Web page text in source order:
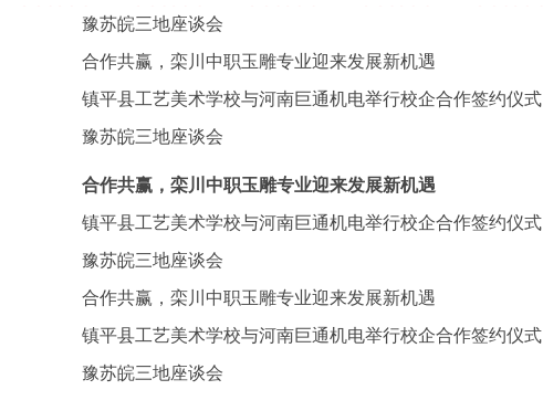
豫苏皖三地座谈会
合作共赢，栾川中职玉雕专业迎来发展新机遇
镇平县工艺美术学校与河南巨通机电举行校企合作签约仪式
豫苏皖三地座谈会
合作共赢，栾川中职玉雕专业迎来发展新机遇
镇平县工艺美术学校与河南巨通机电举行校企合作签约仪式
豫苏皖三地座谈会
合作共赢，栾川中职玉雕专业迎来发展新机遇
镇平县工艺美术学校与河南巨通机电举行校企合作签约仪式
豫苏皖三地座谈会